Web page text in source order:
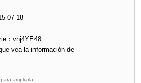
07-18
：vnj4YE48
vea la información de
ampliarla